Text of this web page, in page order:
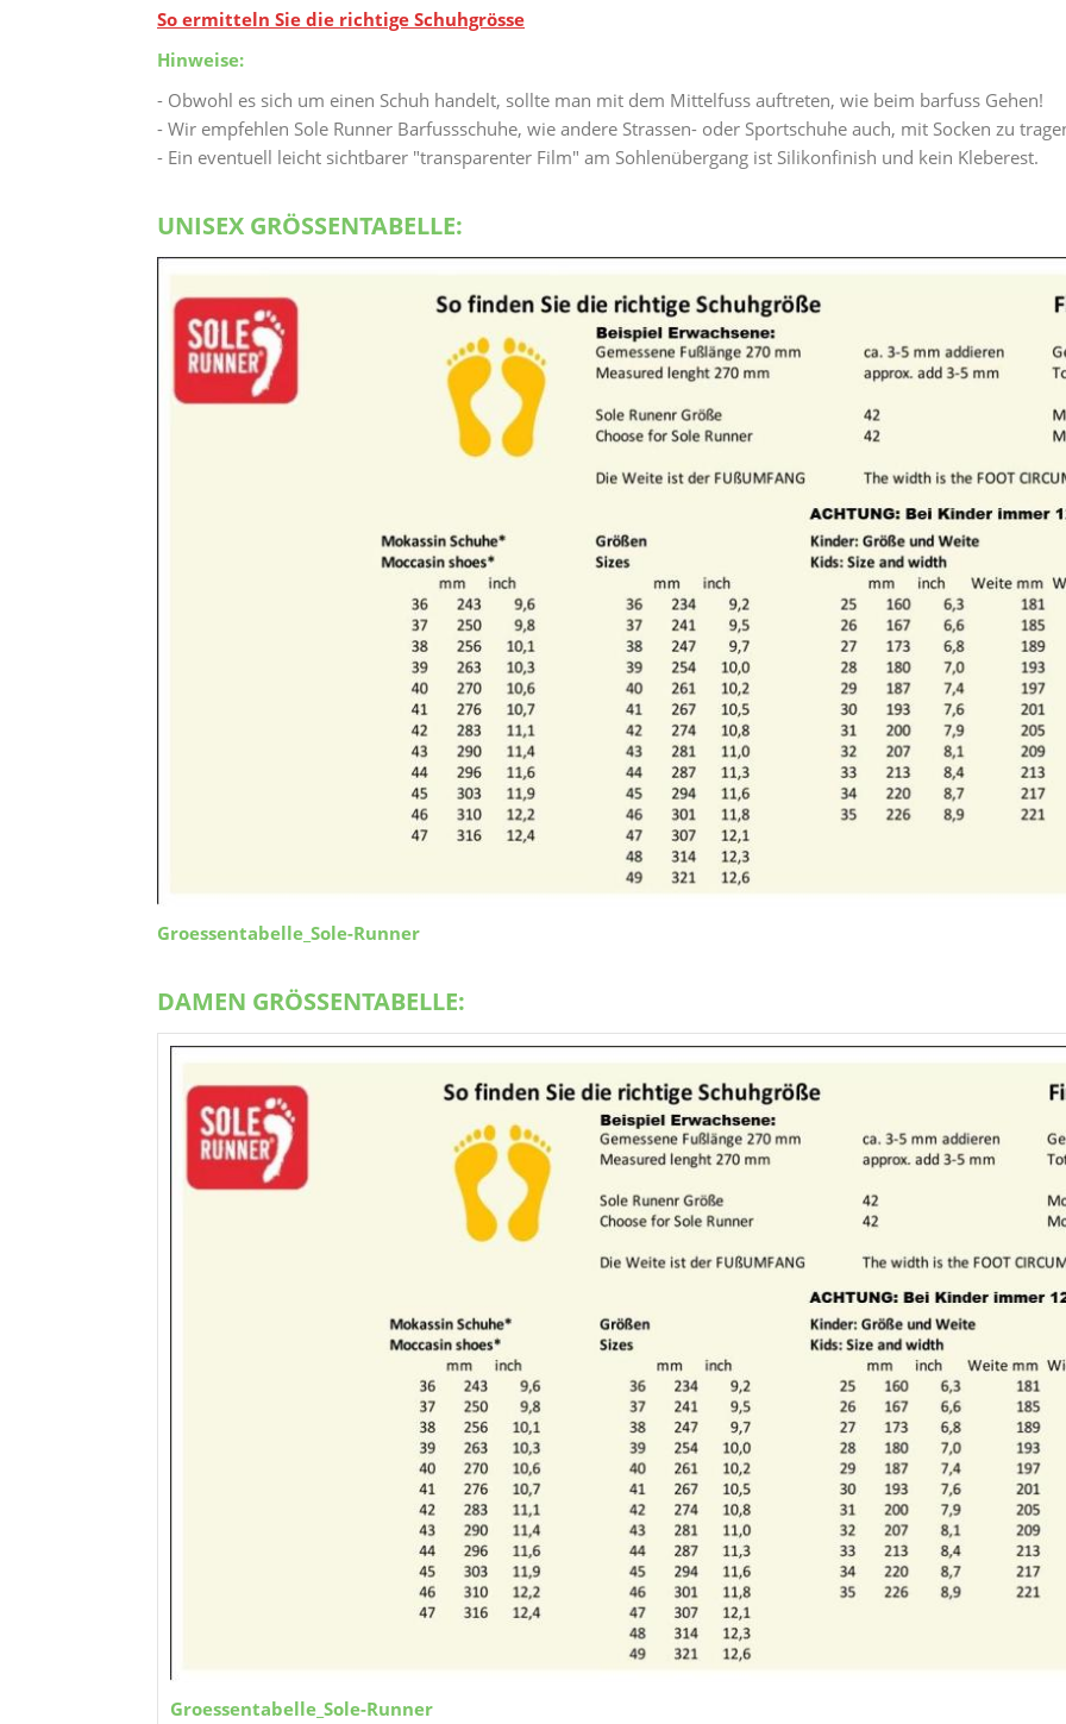
So ermitteln Sie die richtige Schuhgrösse
Hinweise:
- Obwohl es sich um einen Schuh handelt, sollte man mit dem Mittelfuss auftreten, wie beim barfuss Gehen!
- Wir empfehlen Sole Runner Barfussschuhe, wie andere Strassen- oder Sportschuhe auch, mit Socken zu
- Ein eventuell leicht sichtbarer "transparenter Film" am Sohlenübergang ist Silikonfinish und kein Kleberest.
UNISEX GRÖSSENTABELLE:
Groessentabelle_Sole-Runner
DAMEN GRÖSSENTABELLE:
Groessentabelle_Sole-Runner